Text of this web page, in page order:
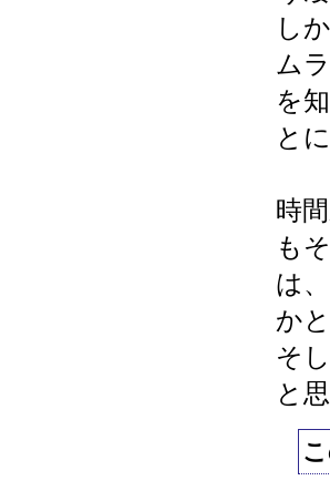
し
ム
を
と
時
も
は
か
そ
と